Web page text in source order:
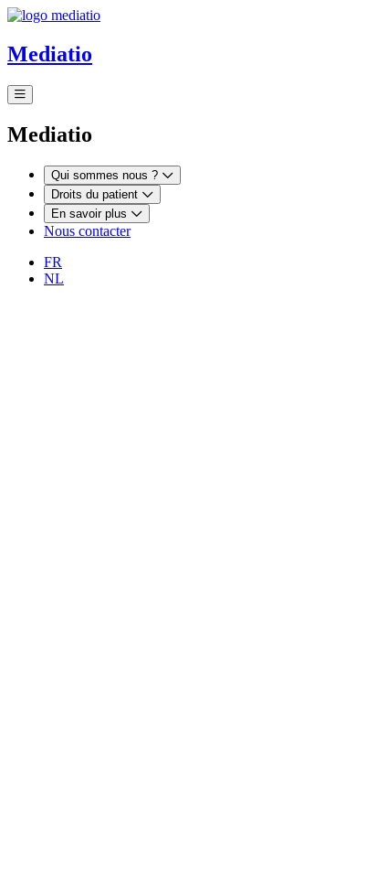
Aller au contenu principal
Mediatio
Mediatio
Qui sommes nous ?
Droits du patient
En savoir plus
Nous contacter
FR
NL